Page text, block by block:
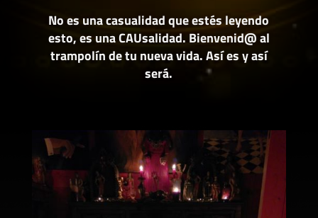
No es una casualidad que estés leyendo
esto, es una CAUsalidad. Bienvenid@ al
trampolín de tu nueva vida. Así es y así
será.